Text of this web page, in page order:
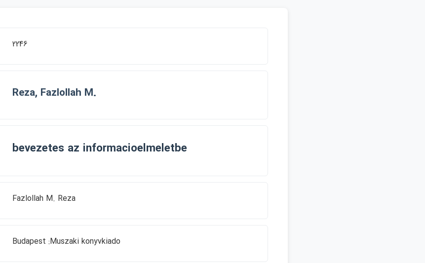
2246
Reza, Fazlollah M.
bevezetes az informacioelmeletbe
Fazlollah M. Reza
Budapest :Muszaki konyvkiado